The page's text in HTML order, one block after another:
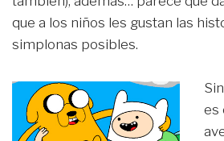
que a los niños les gustan las
simplonas posibles.
es